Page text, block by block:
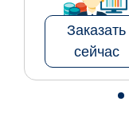
Заказать
сейчас